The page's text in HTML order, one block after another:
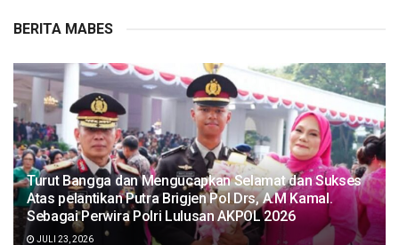
BERITA MABES
Turut Bangga dan Mengucapkan Selamat dan Sukses
Atas pelantikan Putra Brigjen Pol Drs, A.M Kamal.
Sebagai Perwira Polri Lulusan AKPOL 2026
JULI 23, 2026